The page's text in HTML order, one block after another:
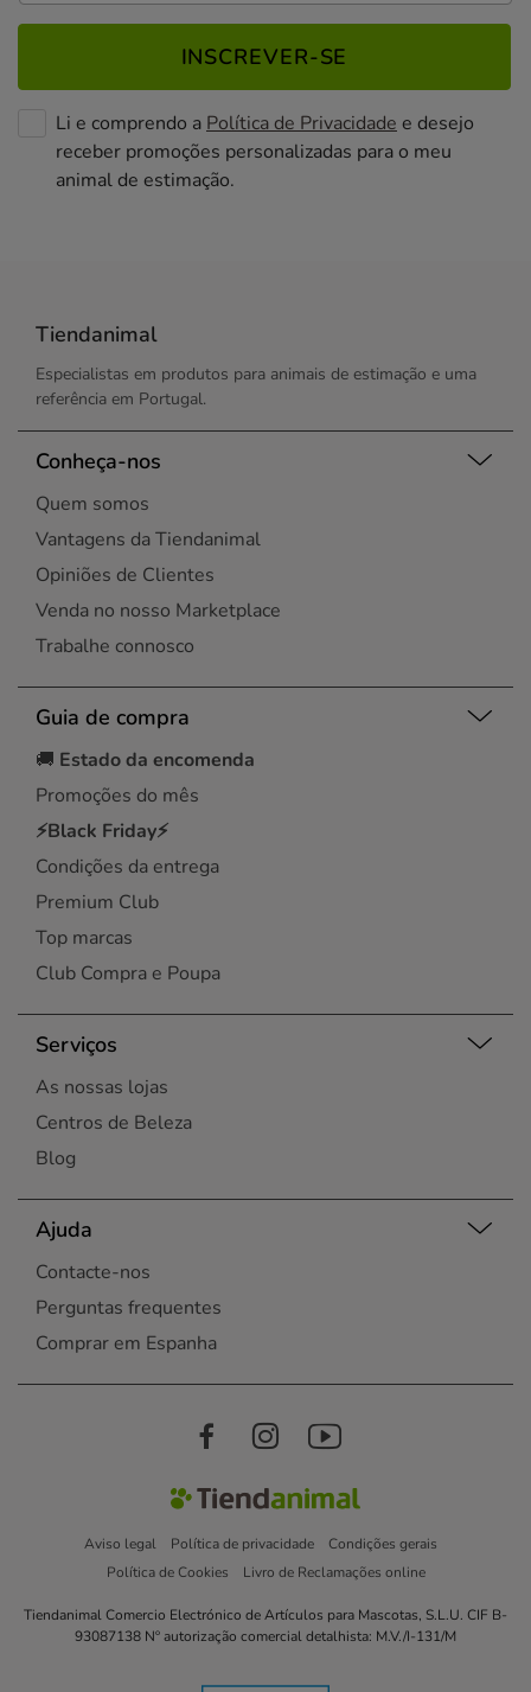
INSCREVER-SE
Li e comprendo a Política de Privacidade e desejo
receber promoções personalizadas para o meu
animal de estimação.
Tiendanimal
Especialistas em produtos para animais de estimação e uma
referência em Portugal.
Conheça-nos
Quem somos
Vantagens da Tiendanimal
Opiniões de Clientes
Venda no nosso Marketplace
Trabalhe connosco
Guia de compra
🚚 Estado da encomenda
Promoções do mês
⚡Black Friday⚡
Condições da entrega
Premium Club
Top marcas
Club Compra e Poupa
Serviços
As nossas lojas
Centros de Beleza
Blog
Ajuda
Contacte-nos
Perguntas frequentes
Comprar em Espanha
Aviso legal Política de privacidade
Condições gerais
Política de Cookies
Livro de Reclamações online
Tiendanimal Comercio Electrónico de Artículos para Mascotas, S.L.U. CIF B-
93087138 Nº autorização comercial detalhista: M.V./I-131/M